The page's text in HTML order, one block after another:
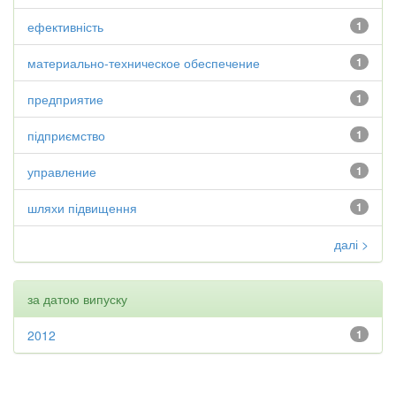
1
ефективність
1
материально-техническое обеспечение
1
предприятие
1
підприємство
1
управление
1
шляхи підвищення
далі >
за датою випуску
1
2012